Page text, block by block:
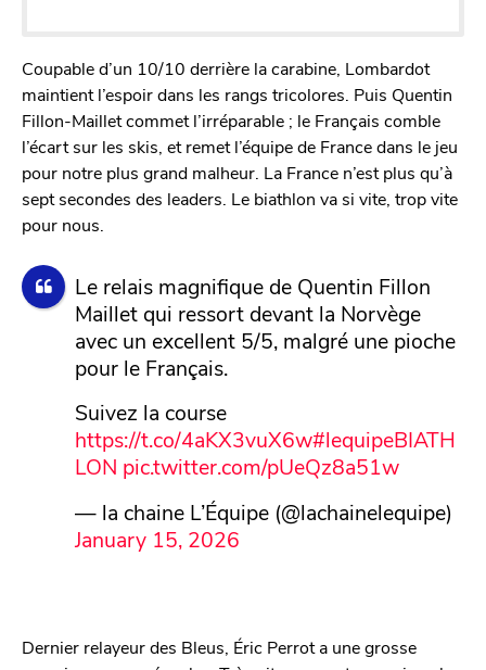
Coupable d’un 10/10 derrière la carabine, Lombardot
maintient l’espoir dans les rangs tricolores. Puis Quentin
Fillon-Maillet commet l’irréparable ; le Français comble
l’écart sur les skis, et remet l’équipe de France dans le jeu
pour notre plus grand malheur. La France n’est plus qu’à
sept secondes des leaders. Le biathlon va si vite, trop vite
pour nous.
Le relais magnifique de Quentin Fillon
Maillet qui ressort devant la Norvège
avec un excellent 5/5, malgré une pioche
pour le Français.
Suivez la course
https://t.co/4aKX3vuX6w#lequipeBIATH
LON pic.twitter.com/pUeQz8a51w
— la chaine L’Équipe (@lachainelequipe)
January 15, 2026
Dernier relayeur des Bleus, Éric Perrot a une grosse